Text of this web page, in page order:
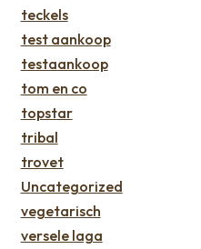
teckels
test aankoop
testaankoop
tom en co
topstar
tribal
trovet
Uncategorized
vegetarisch
versele laga